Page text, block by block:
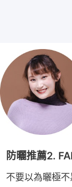
防曬推薦2.
不要以為曬極